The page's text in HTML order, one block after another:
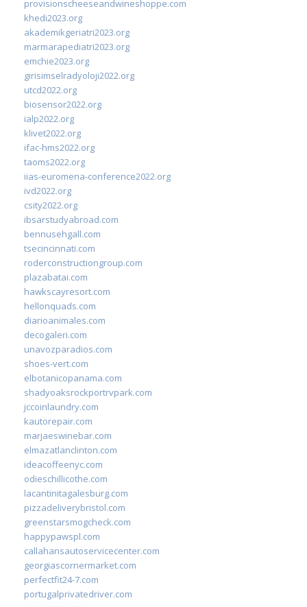
provisionscheeseandwineshoppe.com
khedi2023.org
akademikgeriatri2023.org
marmarapediatri2023.org
emchie2023.org
girisimselradyoloji2022.org
utcd2022.org
biosensor2022.org
ialp2022.org
klivet2022.org
ifac-hms2022.org
taoms2022.org
iias-euromena-conference2022.org
ivd2022.org
csity2022.org
ibsarstudyabroad.com
bennusehgall.com
tsecincinnati.com
roderconstructiongroup.com
plazabatai.com
hawkscayresort.com
hellonquads.com
diarioanimales.com
decogaleri.com
unavozparadios.com
shoes-vert.com
elbotanicopanama.com
shadyoaksrockportrvpark.com
jccoinlaundry.com
kautorepair.com
marjaeswinebar.com
elmazatlanclinton.com
ideacoffeenyc.com
odieschillicothe.com
lacantinitagalesburg.com
pizzadeliverybristol.com
greenstarsmogcheck.com
happypawspl.com
callahansautoservicecenter.com
georgiascornermarket.com
perfectfit24-7.com
portugalprivatedriver.com